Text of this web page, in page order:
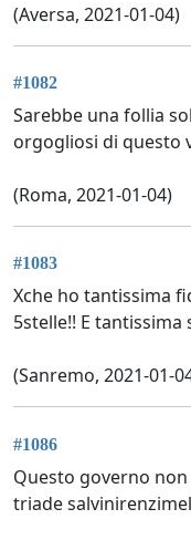
(Aversa, 2021-01-04)
#1082
Sarebbe una follia
orgogliosi di questo
(Roma, 2021-01-04)
#1083
Xche ho tantissima
5stelle!! E
(Sanremo, 2021-01-
#1086
Questo governo
triade